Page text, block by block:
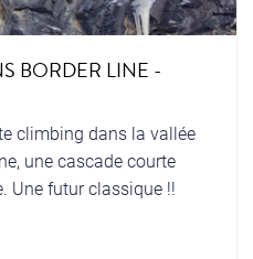
BORDER LINE -
climbing dans la vallée
une cascade courte
Une futur classique !!